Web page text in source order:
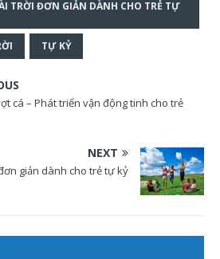
TRỜI ĐƠN GIẢN DÀNH CHO TRẺ TỰ
TỰ KỶ
cá – Phát triển vận động tinh cho trẻ
NEXT
giản dành cho trẻ tự kỷ